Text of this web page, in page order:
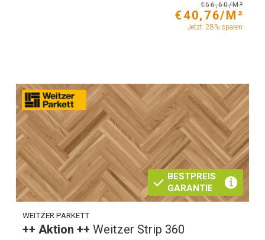
€56,60/M²
€40,76/M²
Jetzt: 28% sparen
BESTPREIS
GARANTIE
WEITZER PARKETT
++ Aktion ++Weitzer Strip 360